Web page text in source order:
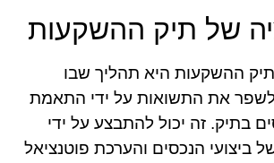
של תיק ההשקעות
ההשקעות היא תהליך שבו
לשפר את התשואות על ידי התאמת
בתיק. זה יכול להתבצע על ידי
ביצועי הנכסים והערכת פוטנציאל